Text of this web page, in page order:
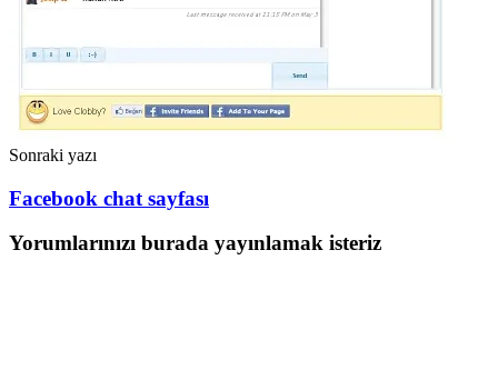
Sonraki yazı
Facebook chat sayfası
Yorumlarınızı burada yayınlamak isteriz